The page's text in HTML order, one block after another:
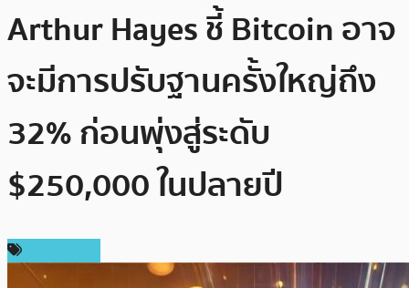
Arthur Hayes ชี้ Bitcoin อาจ
จะมีการปรับฐานครั้งใหญ่ถึง
32% ก่อนพุ่งสู่ระดับ
$250,000 ในปลายปี